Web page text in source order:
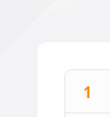
1